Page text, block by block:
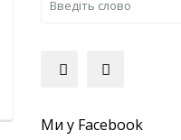
Ми у Facebook